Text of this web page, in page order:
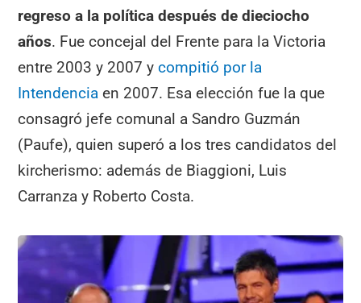
regreso a la política después de dieciocho
años. Fue concejal del Frente para la Victoria
entre 2003 y 2007 ycompitió por la
Intendenciaen 2007. Esa elección fue la que
consagró jefe comunal a Sandro Guzmán
(Paufe), quien superó a los tres candidatos del
kircherismo: además de Biaggioni, Luis
Carranza y Roberto Costa.